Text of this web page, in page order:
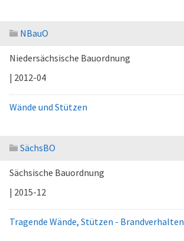
NBauO
Niedersächsische Bauordnung
| 2012-04
Wände und Stützen
SächsBO
Sächsische Bauordnung
| 2015-12
Tragende Wände, Stützen - Brandverhalten